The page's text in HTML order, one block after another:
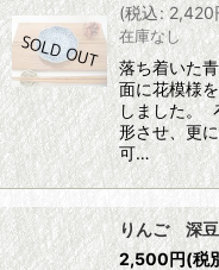
(税込: 2,420
在庫なし
落ち着いた
面に花模様
しました。
形させ、更
可…
りんご 深
2,500円(税